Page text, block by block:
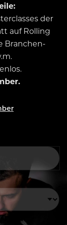
der
auf Rolling
Branchen-